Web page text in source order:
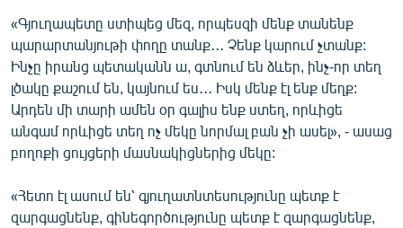
«Գյուղապետը ստիպեց մեզ, որպեսզի մենք տանենք
պարարտանյութի փողը տանք․․․ Չենք կարում չտանք:
Ինչը իրանց պետականն ա, գտնում են ձևեր, ինչ-որ տեղ
լծակը քաշում են, կայնում ես․․․ Իսկ մենք էլ ենք մեղք:
Արդեն մի տարի ամեն օր գալիս ենք ստեղ, որևիցե
անգամ որևիցե տեղ ոչ մեկը նորմալ բան չի ասել», - ասաց
բողոքի ցույցերի մասնակիցներից մեկը:
«Հետո էլ ասում են՝ գյուղատնտեսությունը պետք է
զարգացնենք, գինեգործությունը պետք է զարգացնենք,